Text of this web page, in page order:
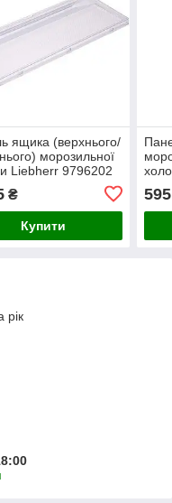
ящика (верхнього/
морозильної
Liebherr 9796202
₴
Купити
595
рік